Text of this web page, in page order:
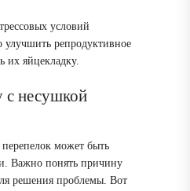
условий
репродуктивное
их яйцекладку.
с несушкой
может быть
Важно понять причину
решения проблемы. Вот